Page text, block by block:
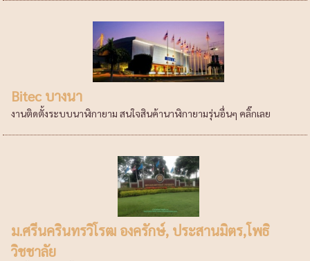
Bitec บางนา
งานติดตั้งระบบนาฬิกายาม สนใจสินค้านาฬิกายามรุ่นอื่นๆ คลิ๊กเลย
ม.ศรีนครินทรวิโรฒ องครักษ์, ประสานมิตร,โพธิ
วิชชาลัย